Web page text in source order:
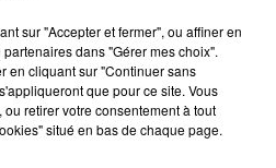
MÉDIAS
ANNONCEURS
sur "Accepter et fermer", ou affiner en
dans "Gérer mes choix".
en cliquant sur "Continuer sans
que pour ce site. Vous
retirer votre consentement à tout
situé en bas de chaque page.